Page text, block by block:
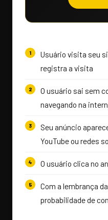
Usuário visita seu
registra a visita
O usuário sai sem
navegando na
Seu anúncio
YouTube ou redes
O usuário clica no
Com a lembrança
probabilidade de